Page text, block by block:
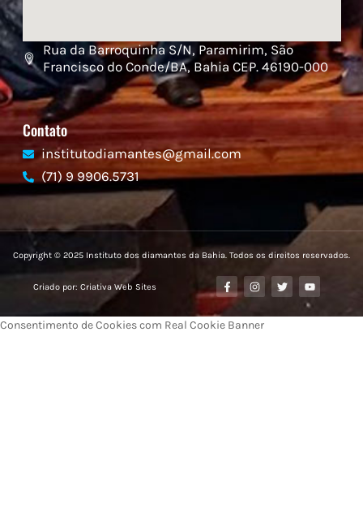
Rua da Barroquinha S/N, Paramirim, São
Francisco do Conde/BA, Bahia CEP. 46190-000
Contato
institutodiamantes@gmail.com
(71) 9 9906.5731
Copyright © 2025 Instituto dos diamantes da Bahia. Todos os direitos reservados.
Criado por: Criativa Web Sites
Consentimento de Cookies com Real Cookie Banner